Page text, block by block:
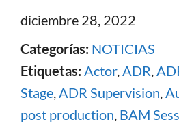
diciembre 28, 2022
Categorías: NOTICIAS
Etiquetas: Actor,ADR,
Stage,ADR Supervision,
post production, BAM